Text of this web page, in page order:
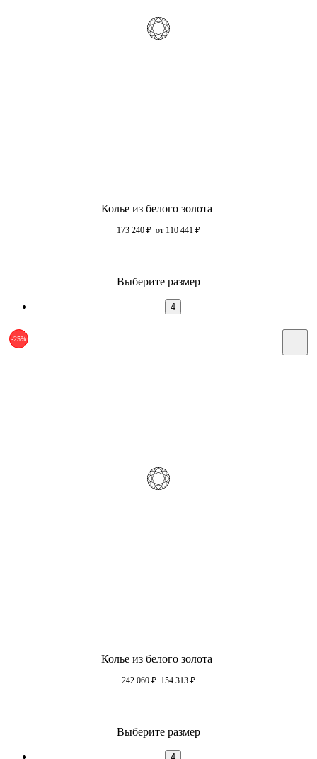
Колье из белого золота
173 240 ₽ от 110 441 ₽
Выберите размер
4
-25%
Колье из белого золота
242 060 ₽ 154 313 ₽
Выберите размер